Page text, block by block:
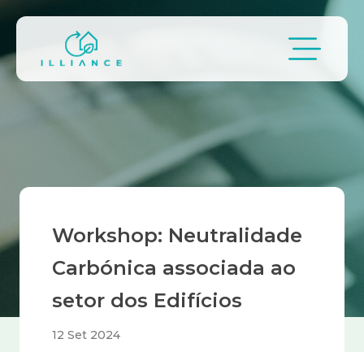
Navegação estrutural
Workshop: Neutralidade
Carbónica associada ao
setor dos Edifícios
12 Set 2024